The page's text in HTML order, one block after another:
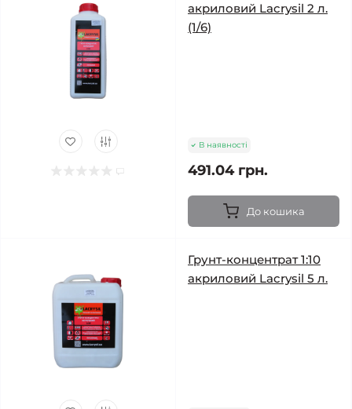
акриловий Lacrysil 2 л.
(1/6)
В наявності
491.04 грн.
До кошика
Грунт-концентрат 1:10
акриловий Lacrysil 5 л.